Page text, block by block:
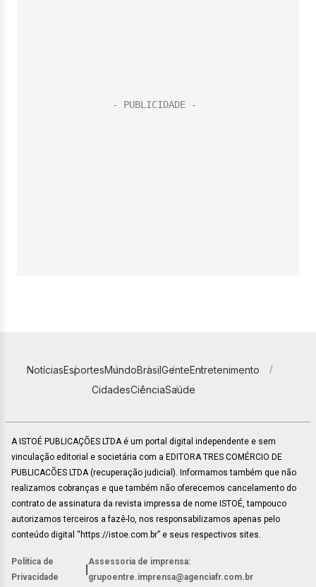
NotíciasEsportesMundoBrasilGenteEntretenimento
CidadesCiênciaSaúde
A ISTOÉ PUBLICAÇÕES LTDA é um portal digital independente e sem
vinculação editorial e societária com a EDITORA TRES COMÉRCIO DE
PUBLICACÕES LTDA (recuperação judicial). Informamos também que não
realizamos cobranças e que também não oferecemos cancelamento do
contrato de assinatura da revista impressa de nome ISTOÉ, tampouco
autorizamos terceiros a fazê-lo, nos responsabilizamos apenas pelo
conteúdo digital “https://istoe.com.br” e seus respectivos sites.
Política de
Privacidade
Assessoria de imprensa:
grupoentre.imprensa@agenciafr.com.br